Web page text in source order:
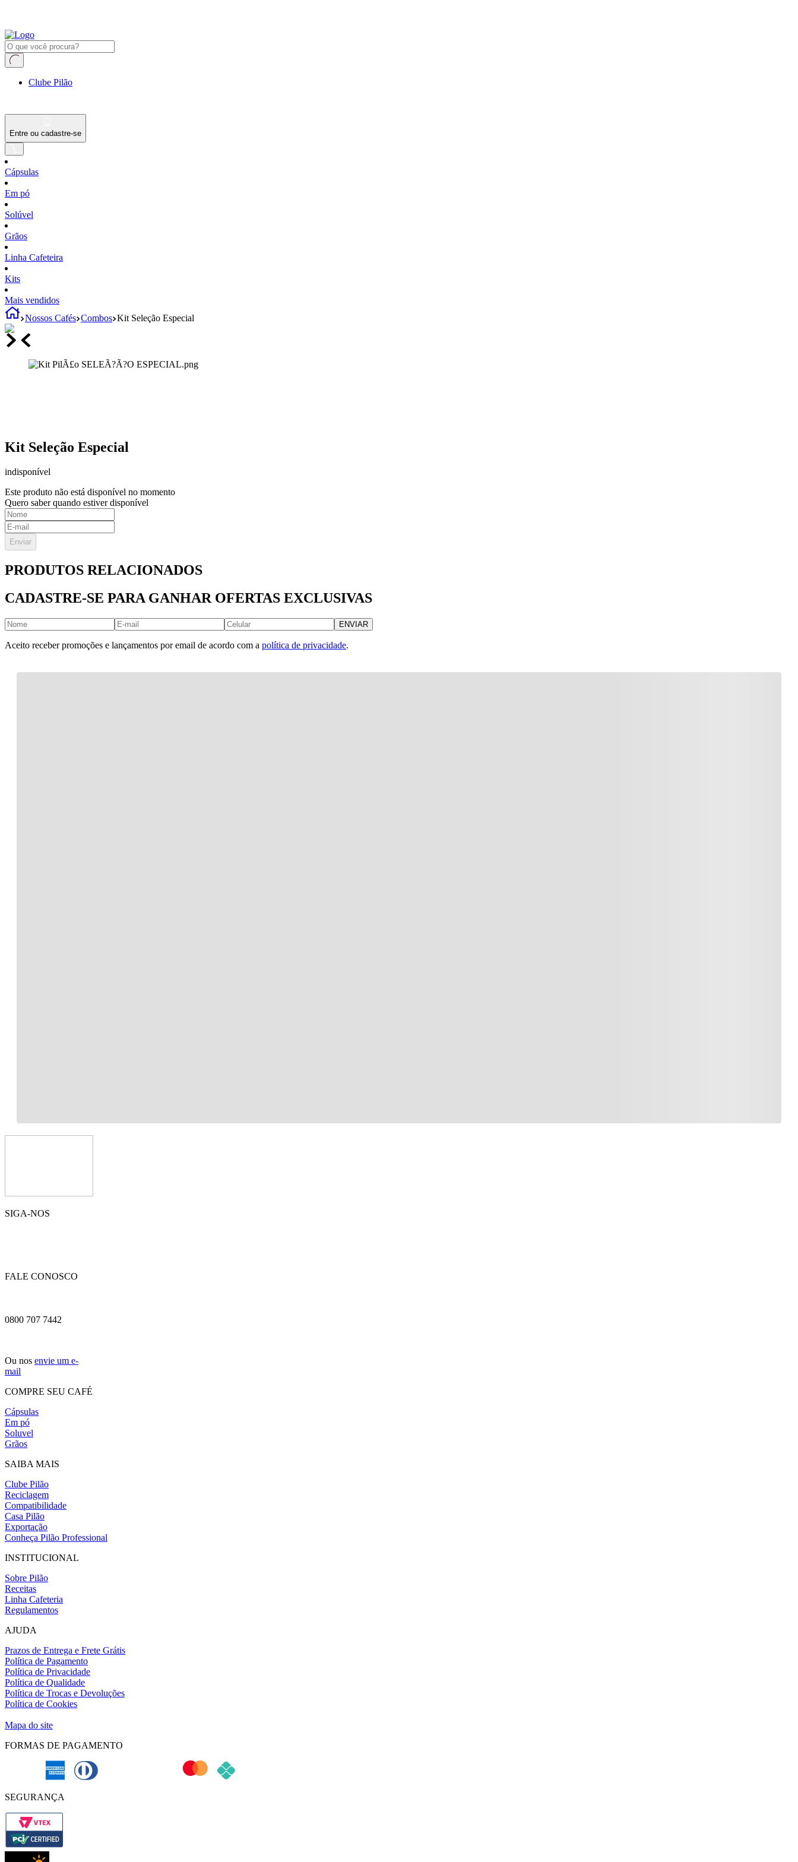
Clube Pilão
Entre ou cadastre-se
Cápsulas
Em pó
Solúvel
Grãos
Linha Cafeteira
Kits
Mais vendidos
Nossos Cafés Combos Kit Seleção Especial
Kit Seleção Especial
indisponível
Este produto não está disponível no momento
Quero saber quando estiver disponível
Enviar
PRODUTOS RELACIONADOS
CADASTRE-SE PARA GANHAR OFERTAS EXCLUSIVAS
ENVIAR
Aceito receber promoções e lançamentos por email de acordo com a política de privacidade.
SIGA-NOS
FALE CONOSCO
0800 707 7442
Ou nos envie um e-
mail
COMPRE SEU CAFÉ
Cápsulas
Em pó
Soluvel
Grãos
SAIBA MAIS
Clube Pilão
Reciclagem
Compatibilidade
Casa Pilão
Exportação
Conheça Pilão Professional
INSTITUCIONAL
Sobre Pilão
Receitas
Linha Cafeteria
Regulamentos
AJUDA
Prazos de Entrega e Frete Grátis
Política de Pagamento
Política de Privacidade
Política de Qualidade
Política de Trocas e Devoluções
Política de Cookies
Mapa do site
FORMAS DE PAGAMENTO
SEGURANÇA